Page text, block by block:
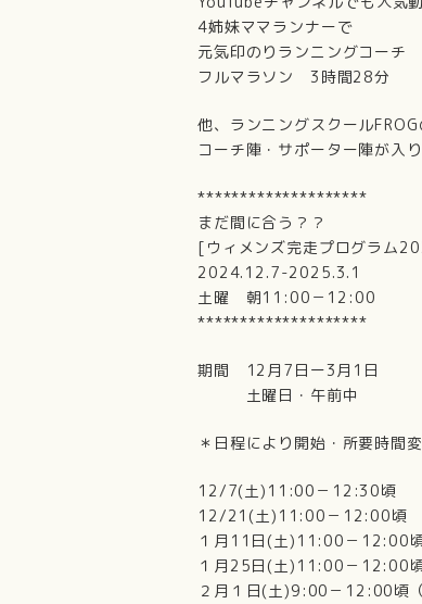
4姉妹ママランナーで
元気印のりランニングコーチ
フルマラソン 3時間28分
他、ランニングスクールFROG
コーチ陣・サポーター陣が入り
********************
まだ間に合う？？
[ウィメンズ完走プログラム
2024.12.7-2025.3.1
土曜 朝11:00－12:00
********************
期間 12月7日ー3月1日
土曜日・午前中
＊日程により開始・所要時間
12/7(土)11:00－12:30頃
12/21(土)11:00－12:00頃
１月11日(土)11:00－12:00
１月25日(土)11:00－12:00
２月１日(土)9:00－12:00頃（